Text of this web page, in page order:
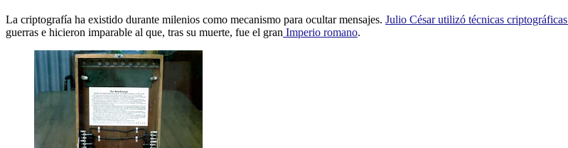
La criptografía ha existido durante milenios como mecanismo para ocultar mensajes. Julio César utilizó técnicas criptográficas
guerras e hicieron imparable al que, tras su muerte, fue el gran Imperio romano.